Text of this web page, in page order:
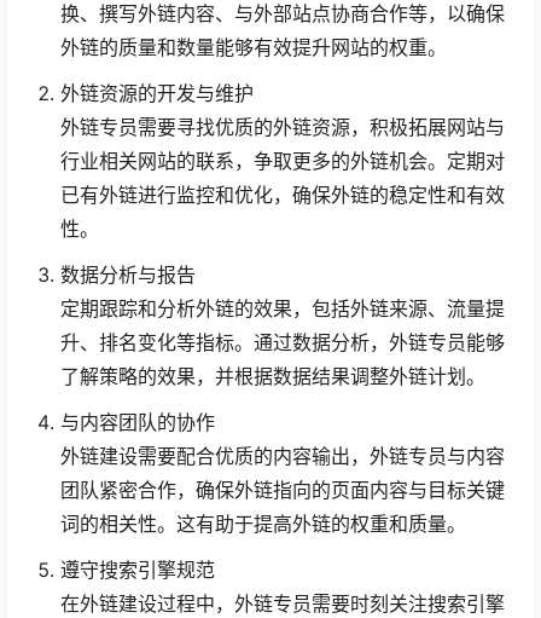
换、撰写外链内容、与外部站点协商合作等，以确保
外链的质量和数量能够有效提升网站的权重。
外链资源的开发与维护
外链专员需要寻找优质的外链资源，积极拓展网站与
行业相关网站的联系，争取更多的外链机会。定期对
已有外链进行监控和优化，确保外链的稳定性和有效
性。
数据分析与报告
定期跟踪和分析外链的效果，包括外链来源、流量提
升、排名变化等指标。通过数据分析，外链专员能够
了解策略的效果，并根据数据结果调整外链计划。
与内容团队的协作
外链建设需要配合优质的内容输出，外链专员与内容
团队紧密合作，确保外链指向的页面内容与目标关键
词的相关性。这有助于提高外链的权重和质量。
遵守搜索引擎规范
在外链建设过程中，外链专员需要时刻关注搜索引擎